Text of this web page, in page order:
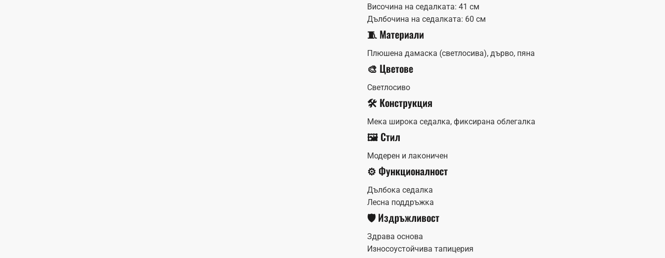
Височина на седалката: 41 см
Дълбочина на седалката: 60 см
🧵 Материали
Плюшена дамаска (светлосива), дърво, пяна
🎨 Цветове
Светлосиво
🛠️ Конструкция
Мека широка седалка, фиксирана облегалка
🖼️ Стил
Модерен и лаконичен
⚙️ Функционалност
Дълбока седалка
Лесна поддръжка
🛡️ Издръжливост
Здрава основа
Износоустойчива тапицерия